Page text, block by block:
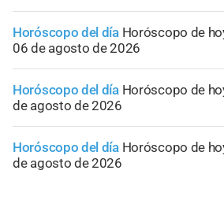
Horóscopo del día Horóscopo de
06 de agosto de 2026
Horóscopo del día Horóscopo de
de agosto de 2026
Horóscopo del día Horóscopo de
de agosto de 2026